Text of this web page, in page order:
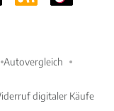
Autovergleich
digitaler Käufe